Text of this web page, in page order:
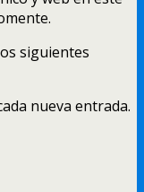
siguientes
nueva entrada.